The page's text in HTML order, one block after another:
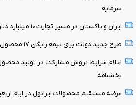
سرمایه
ایران و پاکستان در مسیر تجارت ۱۰ میلیارد دلاری هستند
طرح جدید دولت برای بیمه رایگان ۱۷ محصول کشاورزی از مهر ماه
اعلام شرایط فروش مشارکت در تولید محصول
بخشنامه
عرضه مستقیم محصولات ایرانول در ایام